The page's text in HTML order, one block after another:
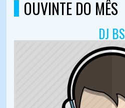
OUVINTE DO MÊS
DJ BS